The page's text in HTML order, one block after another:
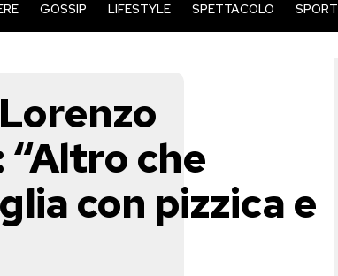
GOSSIP LIFESTYLE SPETTACOLO SPORT
“Altro che
con pizzica e